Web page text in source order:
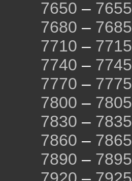
7650 – 7655
7680 – 7685
7710 – 7715
7740 – 7745
7770 – 7775
7800 – 7805
7830 – 7835
7860 – 7865
7890 – 7895